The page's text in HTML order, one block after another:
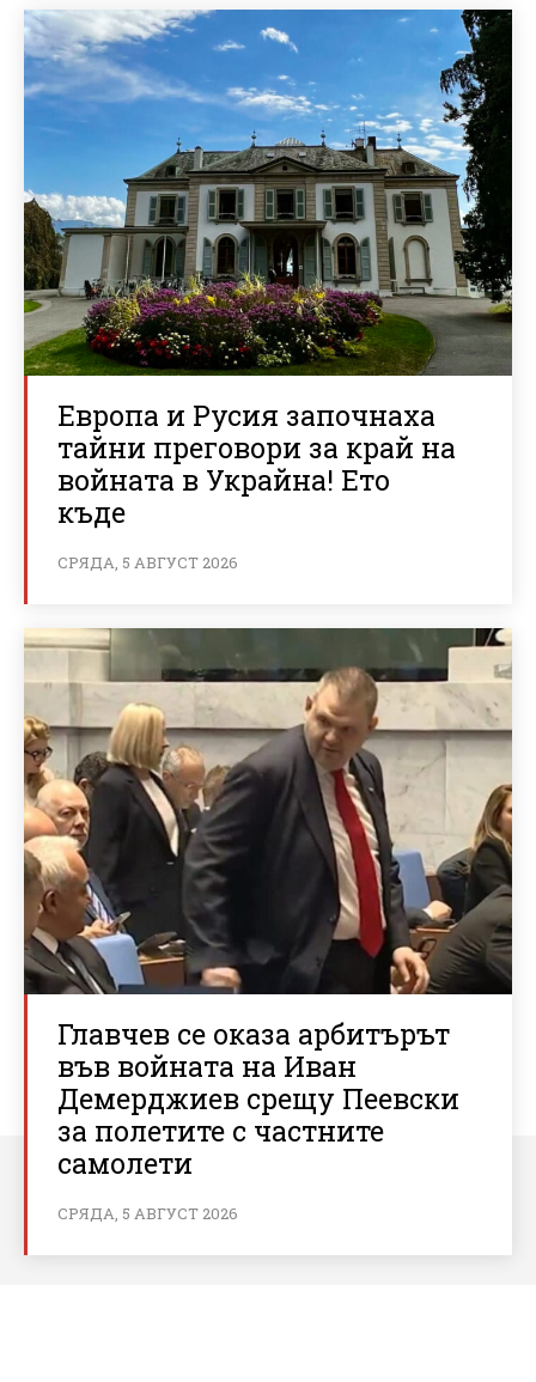
Европа и Русия започнаха
тайни преговори за край на
войната в Украйна! Ето
къде
СРЯДА, 5 АВГУСТ 2026
Главчев се оказа арбитърът
във войната на Иван
Демерджиев срещу Пеевски
за полетите с частните
самолети
СРЯДА, 5 АВГУСТ 2026